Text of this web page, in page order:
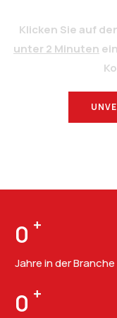
Klicken Sie auf
unter 2 Minuten
0 +
Jahre in der Branche
0 +